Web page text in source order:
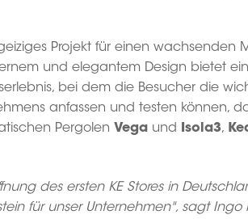
Projekt für einen wachsenden
und elegantem Design bietet
bei dem die Besucher die
anfassen und testen können,
Pergolen Vega und Isola3,
des ersten KE Stores in
für unser Unternehmen", sagt Ingo